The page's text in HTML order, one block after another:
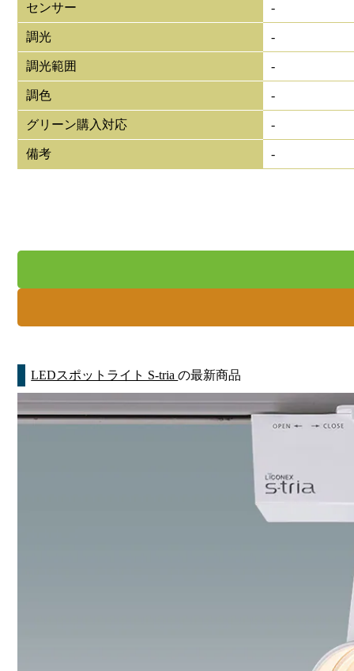
センサー -
調光 -
調光範囲 -
調色 -
グリーン購入対応 -
備考 -
LEDスポットライト S-triaの最新商品